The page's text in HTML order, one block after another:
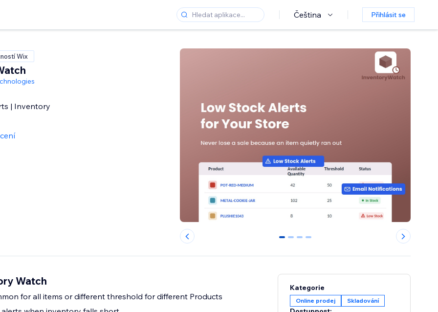
Čeština Přihlásit se
Wix
| Inventory
0 1 2 3
Watch
for all items or different threshold for different Products
Kategorie
Online prodej Skladování